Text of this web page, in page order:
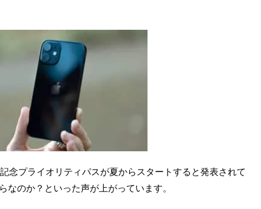
念プライオリティパスが夏からスタートすると発表されて
のか？といった声が上がっています。